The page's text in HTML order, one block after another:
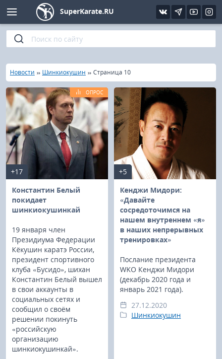
SuperKarate.RU
Главная
»
Новости » Шинкиокушин » Страница 10
+17
Константин Белый
покидает
шинкиокушинкай
19 января член
Президиума Федерации
Кёкушин каратэ России,
президент спортивного
клуба «Бусидо», шихан
Константин Белый вышел
в свои аккаунты в
социальных сетях и
сообщил о своём
решении покинуть
«российскую
организацию
шинкиокушинкай».
ОПРОС
+5
Кенджи Мидори:
«Давайте
сосредоточимся на
нашем внутреннем «я»
в наших непрерывных
тренировках»
Послание президента
WKO Кенджи Мидори
(декабрь 2020 года и
январь 2021 года).
27.12.2020
Шинкиокушин
Киокушинкай
Кёкусин (IFK)
Шинкиокушинкай
Кекусин-кан
Кикбоксинг и K-1
Бокс
UFC и MMA
Муай тай
Фото
Видео
Интервью
Статьи
Уроки каратэ
Файлы
Библиотека